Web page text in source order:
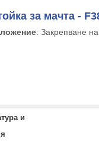
за мачта -
: Закрепване
и